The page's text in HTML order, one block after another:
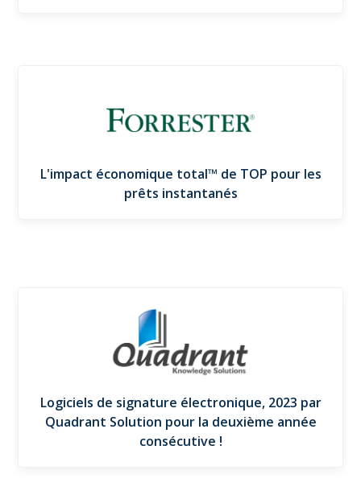
L'impact économique total™ de TOP pour les
prêts instantanés
Logiciels de signature électronique, 2023 par
Quadrant Solution pour la deuxième année
consécutive !